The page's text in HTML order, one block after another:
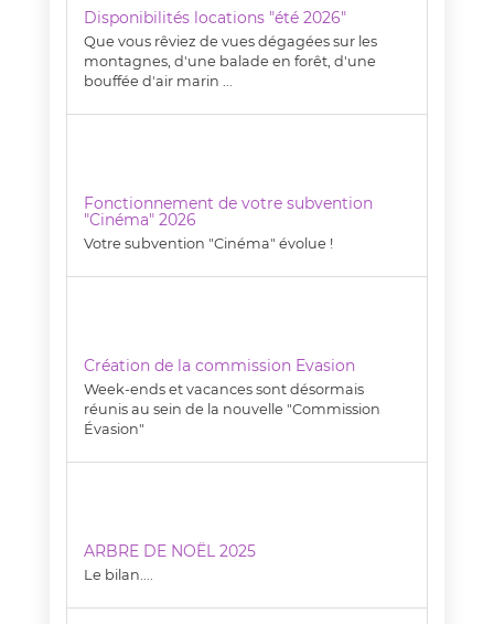
Disponibilités locations "été 2026"
Que vous rêviez de vues dégagées sur les
montagnes, d'une balade en forêt, d'une
bouffée d'air marin ...
Fonctionnement de votre subvention
"Cinéma" 2026
Votre subvention "Cinéma" évolue !
Création de la commission Evasion
Week-ends et vacances sont désormais
réunis au sein de la nouvelle "Commission
Évasion"
ARBRE DE NOËL 2025
Le bilan....